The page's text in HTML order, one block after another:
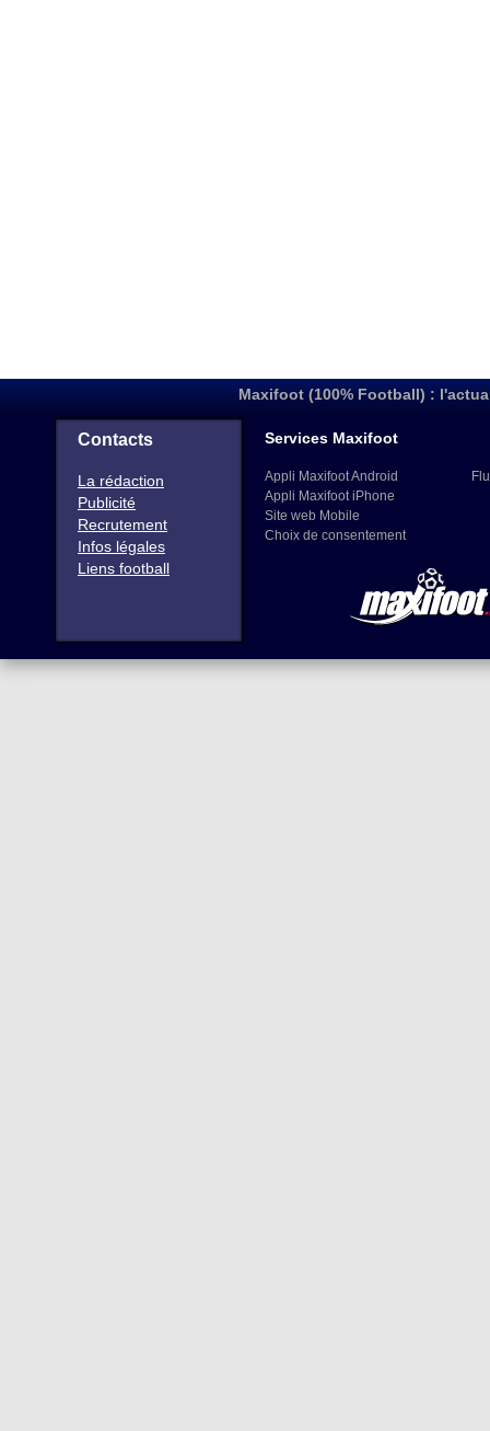
Maxifoot (100% Football) :
Contacts
La rédaction
Publicité
Recrutement
Infos légales
Liens football
Services Maxifoot
Appli Maxifoot Android
Appli Maxifoot iPhone
Site web Mobile
Choix de consentement